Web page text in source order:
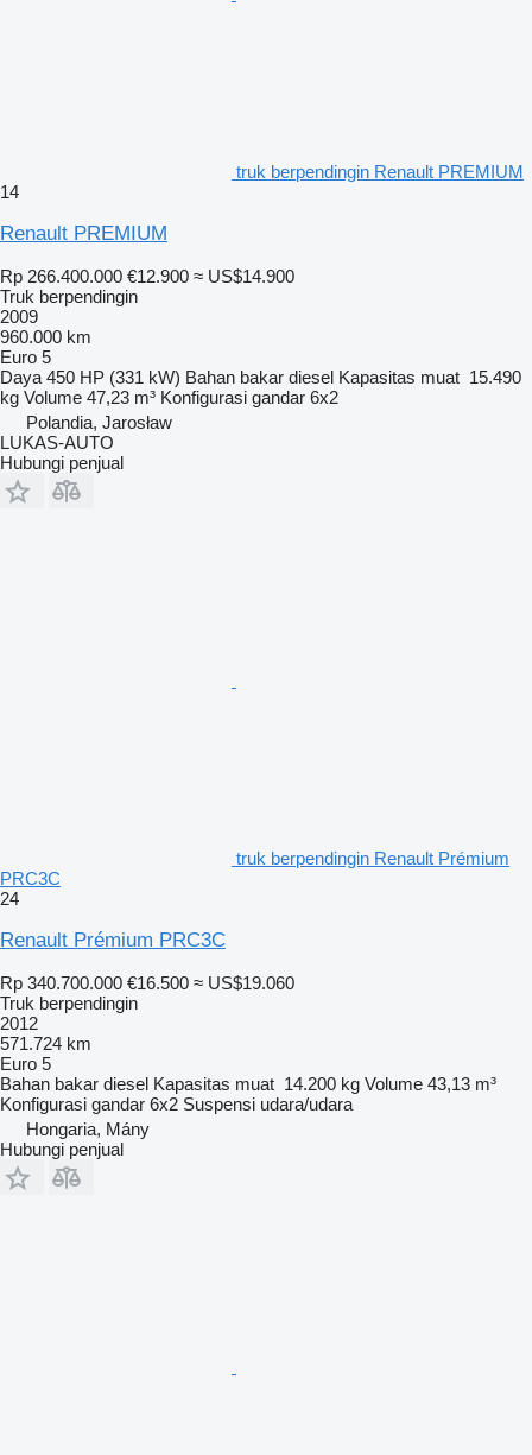
truk berpendingin Renault PREMIUM
14
Renault PREMIUM
Rp 266.400.000 €12.900 ≈ US$14.900
Truk berpendingin
2009
960.000 km
Euro 5
Daya 450 HP (331 kW) Bahan bakar diesel Kapasitas muat 15.490
kg Volume 47,23 m³ Konfigurasi gandar 6x2
Polandia, Jarosław
LUKAS-AUTO
Hubungi penjual
truk berpendingin Renault Prémium
PRC3C
24
Renault Prémium PRC3C
Rp 340.700.000 €16.500 ≈ US$19.060
Truk berpendingin
2012
571.724 km
Euro 5
Bahan bakar diesel Kapasitas muat 14.200 kg Volume 43,13 m³
Konfigurasi gandar 6x2 Suspensi udara/udara
Hongaria, Mány
Hubungi penjual